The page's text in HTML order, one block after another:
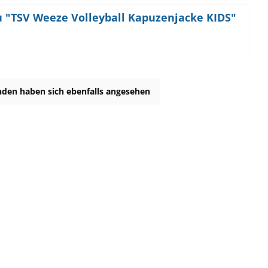
Weeze Volleyball Kapuzenjacke KIDS"
haben sich ebenfalls angesehen